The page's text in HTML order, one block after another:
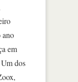
ano
em
dos